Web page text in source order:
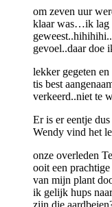
om zeven uur
klaar was…ik lag
gevoel..daar doe
lekker gegeten
tis best
verkeerd..niet te
Er is er eentje
Wendy vind het
onze overleden
ooit een
van mijn plant
ik gelijk hups
zijn die